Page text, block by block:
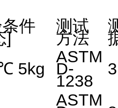
件
]
测试
方法
5kg
ASTM
D-
1238
ASTM